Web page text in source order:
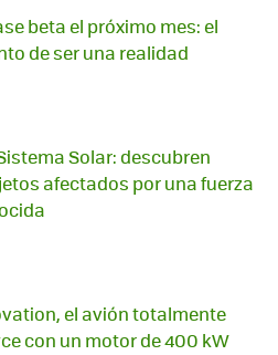
beta el próximo mes: el
de ser una realidad
Solar: descubren
afectados por una fuerza
el avión totalmente
con un motor de 400 kW